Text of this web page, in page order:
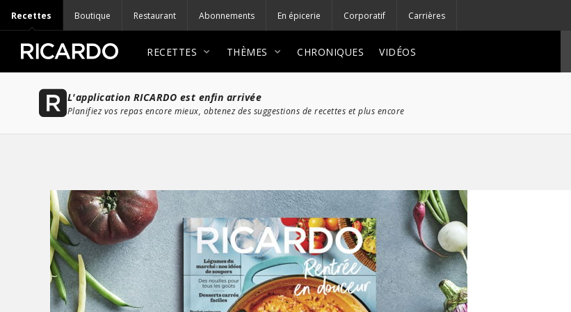
Recettes Boutique Restaurant Abonnements En épicerie Corporatif Carrières
RECETTES THÈMES CHRONIQUES VIDÉOS
L'application RICARDO est enfin arrivée
Planifiez vos repas encore mieux, obtenez des suggestions de recettes et plus encore